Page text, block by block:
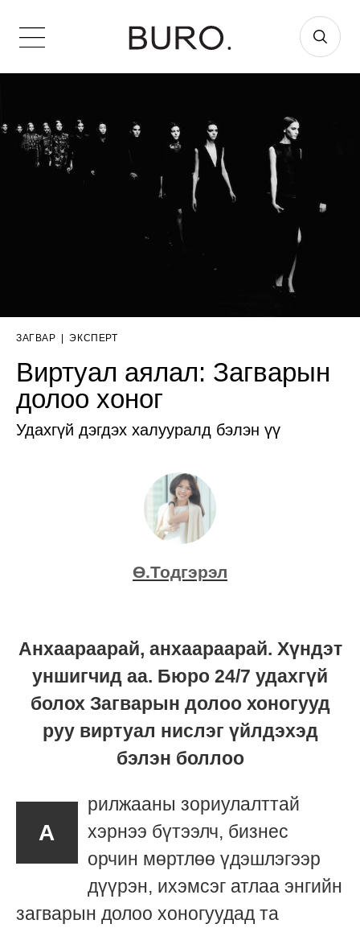
ЗАГВАР ЭКСПЕРТ
Виртуал аялал: Загварын
долоо хоног
Удахгүй дэгдэх халууралд бэлэн үү
Ө.Тодгэрэл
Анхаараарай, анхаараарай. Хүндэт
уншигчид аа. Бюро 24/7 удахгүй
болох Загварын долоо хоногууд
руу виртуал нислэг үйлдэхэд
бэлэн боллоо
А
рилжааны зориулалттай
хэрнээ бүтээлч, бизнес
орчин мөртлөө үдэшлэгээр
дүүрэн, ихэмсэг атлаа энгийн
загварын долоо хоногуудад та